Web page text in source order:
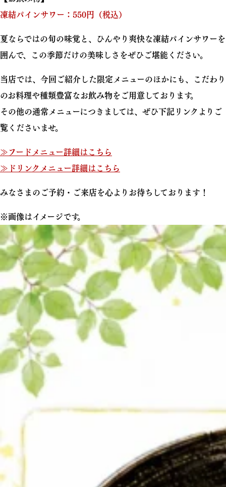
凍結パインサワー：550円（税込）
夏ならではの旬の味覚と、ひんやり爽快な凍結パインサワーを
囲んで、この季節だけの美味しさをぜひご堪能ください。
当店では、今回ご紹介した限定メニューのほかにも、こだわり
のお料理や種類豊富なお飲み物をご用意しております。
その他の通常メニューにつきましては、ぜひ下記リンクよりご
覧くださいませ。
≫フードメニュー詳細はこちら
≫ドリンクメニュー詳細はこちら
みなさまのご予約・ご来店を心よりお待ちしております！
※画像はイメージです。